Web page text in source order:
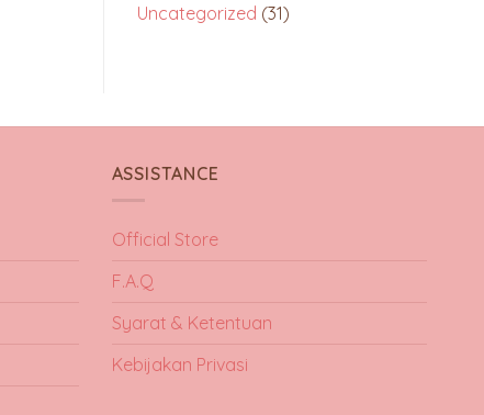
Uncategorized (31)
ASSISTANCE
Official Store
F.A.Q
Syarat & Ketentuan
Kebijakan Privasi